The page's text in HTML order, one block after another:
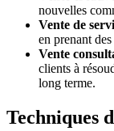
nouvelles
Vente de
en prenant
Vente
clients à
long terme.
Techniques